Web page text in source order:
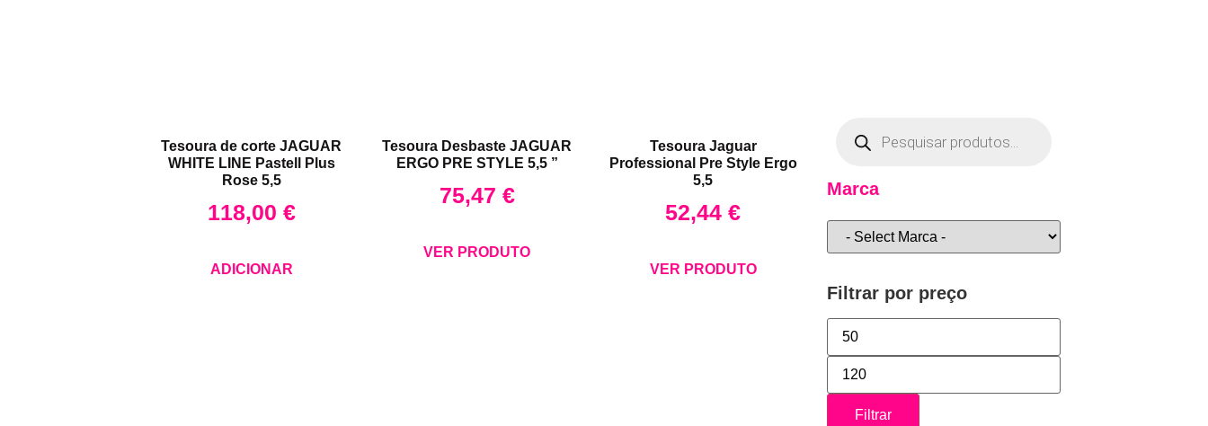
Tesoura de corte JAGUAR
WHITE LINE Pastell Plus
Rose 5,5
118,00 €
ADICIONAR
Tesoura Desbaste JAGUAR
ERGO PRE STYLE 5,5 ”
75,47 €
VER PRODUTO
Tesoura Jaguar
Professional Pre Style Ergo
5,5
52,44€
VER PRODUTO
Marca
Filtrar por preço
Filtrar